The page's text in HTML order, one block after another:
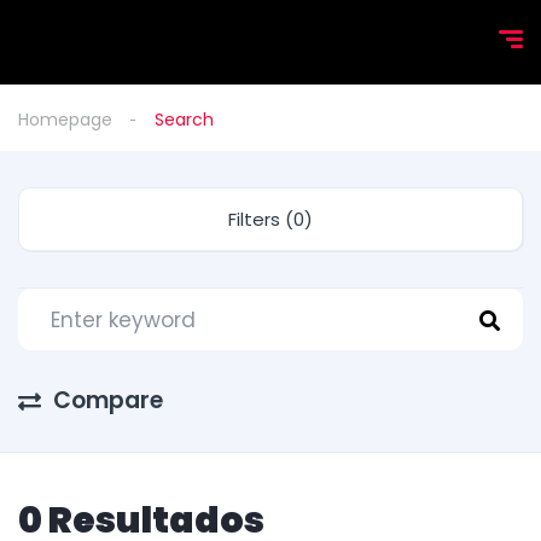
Homepage Search
Filters (0)
Compare
0 Resultados